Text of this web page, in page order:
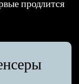
продлится